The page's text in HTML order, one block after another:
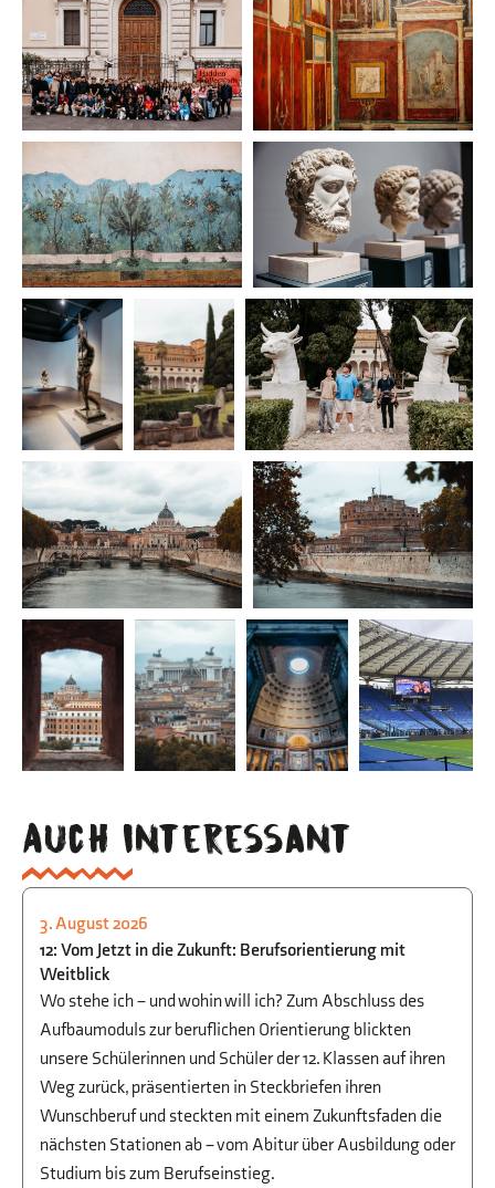
Auch interessant
STUDIEN- UND BERUFSORIENTIERUNG
3. August 2026
12: Vom Jetzt in die Zukunft: Berufsorientierung mit
Weitblick
Wo stehe ich – und wohin will ich? Zum Abschluss des
Aufbaumoduls zur beruflichen Orientierung blickten
unsere Schülerinnen und Schüler der 12. Klassen auf ihren
Weg zurück, präsentierten in Steckbriefen ihren
Wunschberuf und steckten mit einem Zukunftsfaden die
nächsten Stationen ab – vom Abitur über Ausbildung oder
Studium bis zum Berufseinstieg.